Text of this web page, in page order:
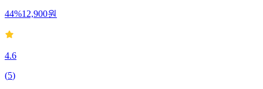
44%12,900원
4.6
(5)